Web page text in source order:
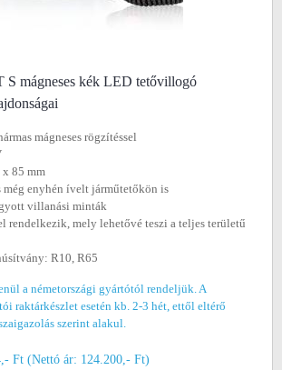
S mágneses kék LED tetővillogó
mágneses rögzítéssel
x 85 mm
még enyhén ívelt járműtetőkön is
villanási minták
rendelkezik, mely lehetővé teszi a teljes területű
R10, R65
a németországi gyártótól rendeljük. A
raktárkészlet esetén kb. 2-3 hét, ettől eltérő
szerint alakul.
Ft (Nettó ár: 124.200,- Ft)